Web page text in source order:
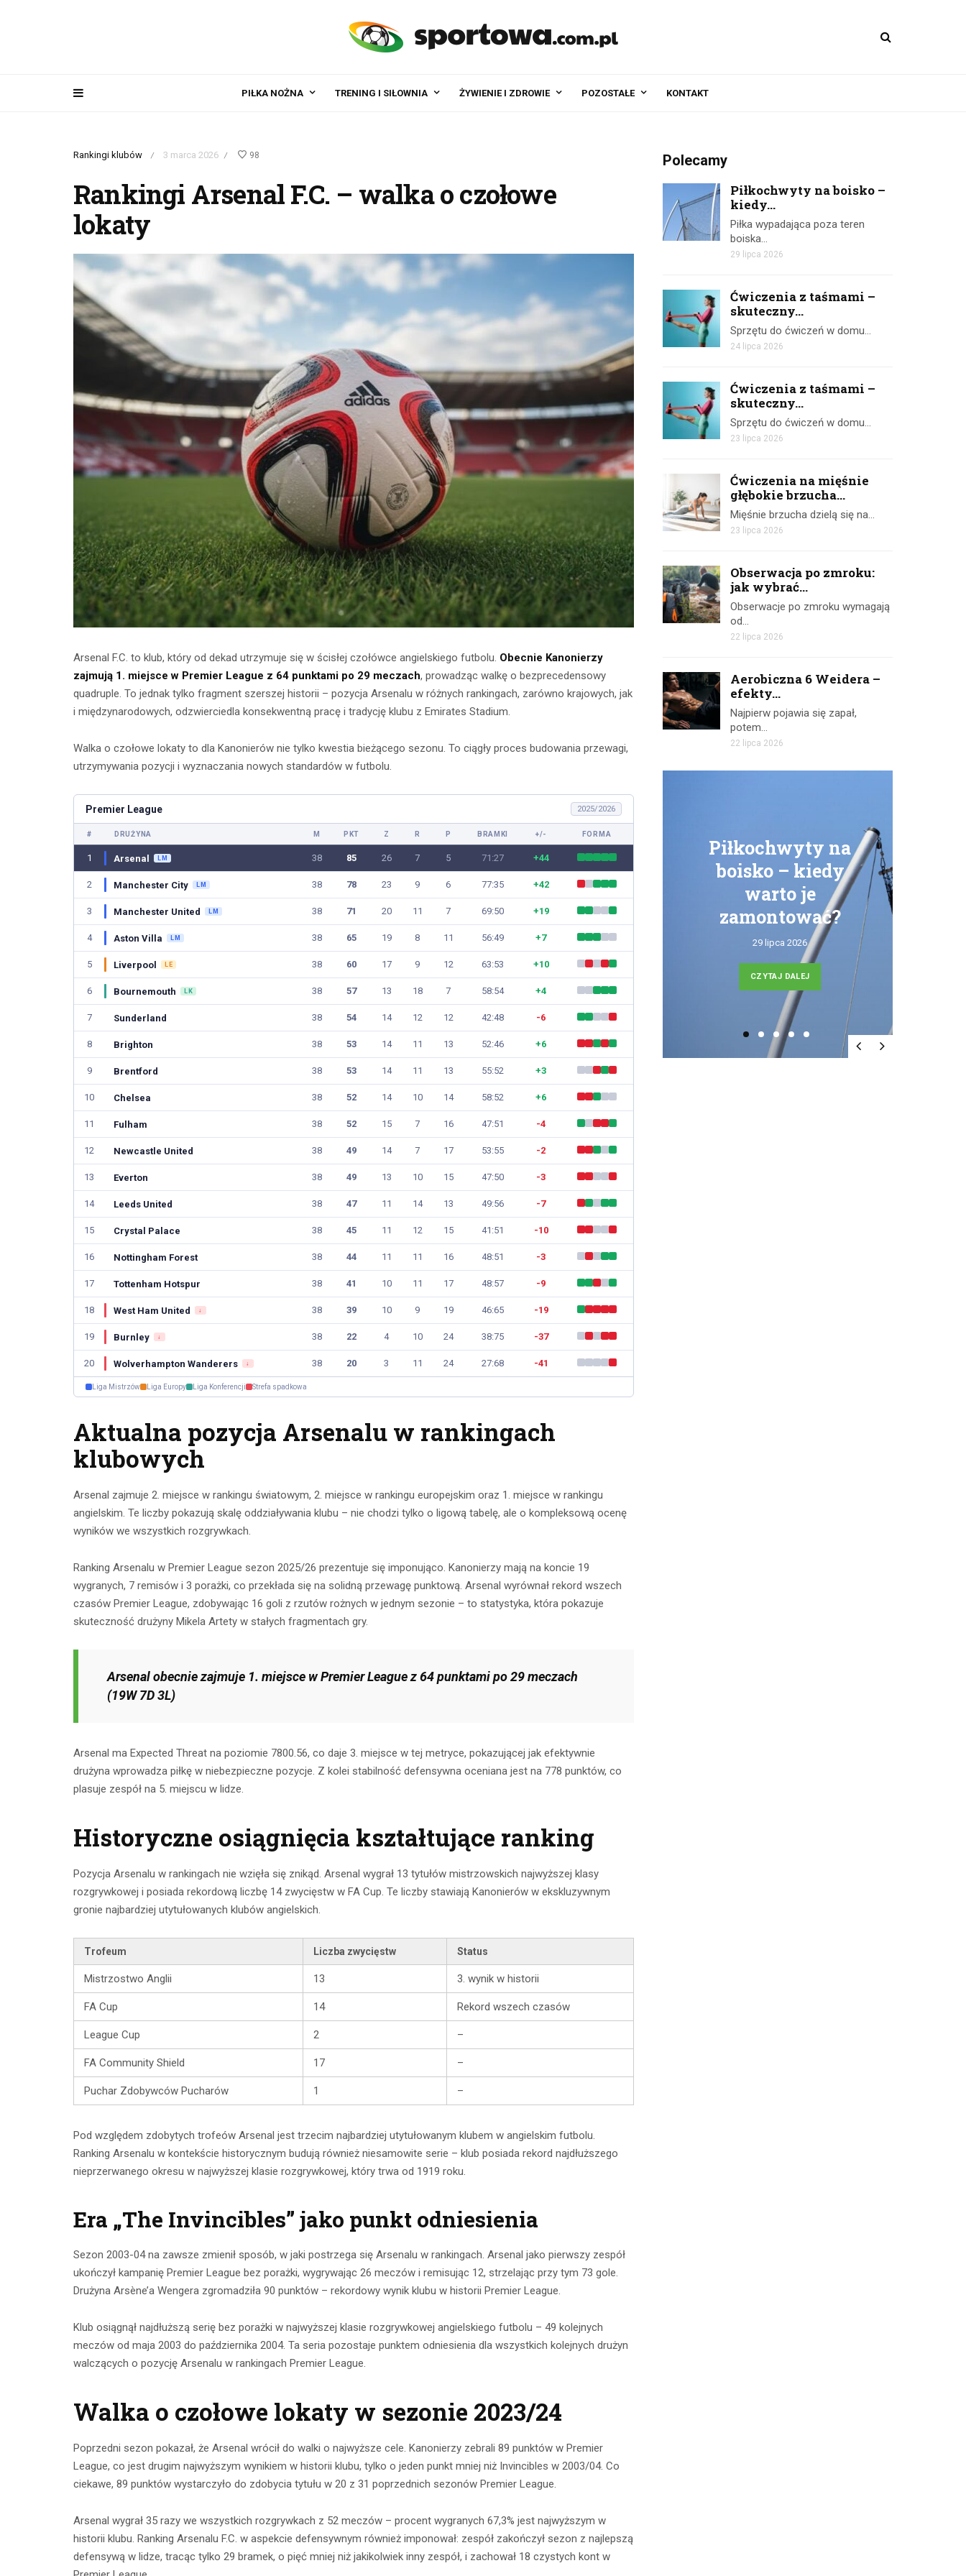
PIŁKA NOŻNA TRENING I SIŁOWNIA ŻYWIENIE I ZDROWIE POZOSTAŁE KONTAKT
Rankingi klubów / 3 marca 2026 / 98
Rankingi Arsenal F.C. – walka o czołowe
lokaty
Arsenal F.C. to klub, który od dekad utrzymuje się w ścisłej czołówce angielskiego futbolu. Obecnie Kanonierzy
zajmują 1. miejsce w Premier League z 64 punktami po 29 meczach, prowadząc walkę o bezprecedensowy
quadruple. To jednak tylko fragment szerszej historii – pozycja Arsenalu w różnych rankingach, zarówno krajowych, jak
i międzynarodowych, odzwierciedla konsekwentną pracę i tradycję klubu z Emirates Stadium.
Walka o czołowe lokaty to dla Kanonierów nie tylko kwestia bieżącego sezonu. To ciągły proces budowania przewagi,
utrzymywania pozycji i wyznaczania nowych standardów w futbolu.
Premier League 2025/2026
# DRUŻYNA M PKT Z R P BRAMKI +/- FORMA
1 Arsenal LM 38 85 26 7 5 71:27 +44
2 Manchester City LM 38 78 23 9 6 77:35 +42
3 Manchester United LM 38 71 20 11 7 69:50 +19
4 Aston Villa LM 38 65 19 8 11 56:49 +7
5 Liverpool LE 38 60 17 9 12 63:53 +10
6 Bournemouth LK 38 57 13 18 7 58:54 +4
7 Sunderland 38 54 14 12 12 42:48 -6
8 Brighton 38 53 14 11 13 52:46 +6
9 Brentford 38 53 14 11 13 55:52 +3
10 Chelsea 38 52 14 10 14 58:52 +6
11 Fulham 38 52 15 7 16 47:51 -4
12 Newcastle United 38 49 14 7 17 53:55 -2
13 Everton 38 49 13 10 15 47:50 -3
14 Leeds United 38 47 11 14 13 49:56 -7
15 Crystal Palace 38 45 11 12 15 41:51 -10
16 Nottingham Forest 38 44 11 11 16 48:51 -3
17 Tottenham Hotspur 38 41 10 11 17 48:57 -9
18 West Ham United ↓ 38 39 10 9 19 46:65 -19
19 Burnley ↓ 38 22 4 10 24 38:75 -37
20 Wolverhampton Wanderers ↓ 38 20 3 11 24 27:68 -41
Liga Mistrzów Liga Europy Liga Konferencji Strefa spadkowa
Aktualna pozycja Arsenalu w rankingach
klubowych
Arsenal zajmuje 2. miejsce w rankingu światowym, 2. miejsce w rankingu europejskim oraz 1. miejsce w rankingu
angielskim. Te liczby pokazują skalę oddziaływania klubu – nie chodzi tylko o ligową tabelę, ale o kompleksową ocenę
wyników we wszystkich rozgrywkach.
Ranking Arsenalu w Premier League sezon 2025/26 prezentuje się imponująco. Kanonierzy mają na koncie 19
wygranych, 7 remisów i 3 porażki, co przekłada się na solidną przewagę punktową. Arsenal wyrównał rekord wszech
czasów Premier League, zdobywając 16 goli z rzutów rożnych w jednym sezonie – to statystyka, która pokazuje
skuteczność drużyny Mikela Artety w stałych fragmentach gry.
Arsenal obecnie zajmuje 1. miejsce w Premier League z 64 punktami po 29 meczach
(19W 7D 3L)
Arsenal ma Expected Threat na poziomie 7800.56, co daje 3. miejsce w tej metryce, pokazującej jak efektywnie
drużyna wprowadza piłkę w niebezpieczne pozycje. Z kolei stabilność defensywna oceniana jest na 778 punktów, co
plasuje zespół na 5. miejscu w lidze.
Historyczne osiągnięcia kształtujące ranking
Pozycja Arsenalu w rankingach nie wzięła się znikąd. Arsenal wygrał 13 tytułów mistrzowskich najwyższej klasy
rozgrywkowej i posiada rekordową liczbę 14 zwycięstw w FA Cup. Te liczby stawiają Kanonierów w ekskluzywnym
gronie najbardziej utytułowanych klubów angielskich.
Trofeum Liczba zwycięstw Status
Mistrzostwo Anglii 13 3. wynik w historii
FA Cup 14 Rekord wszech czasów
League Cup 2 –
FA Community Shield 17 –
Puchar Zdobywców Pucharów 1 –
Pod względem zdobytych trofeów Arsenal jest trzecim najbardziej utytułowanym klubem w angielskim futbolu.
Ranking Arsenalu w kontekście historycznym budują również niesamowite serie – klub posiada rekord najdłuższego
nieprzerwanego okresu w najwyższej klasie rozgrywkowej, który trwa od 1919 roku.
Era „The Invincibles” jako punkt odniesienia
Sezon 2003-04 na zawsze zmienił sposób, w jaki postrzega się Arsenalu w rankingach. Arsenal jako pierwszy zespół
ukończył kampanię Premier League bez porażki, wygrywając 26 meczów i remisując 12, strzelając przy tym 73 gole.
Drużyna Arsène’a Wengera zgromadziła 90 punktów – rekordowy wynik klubu w historii Premier League.
Klub osiągnął najdłuższą serię bez porażki w najwyższej klasie rozgrywkowej angielskiego futbolu – 49 kolejnych
meczów od maja 2003 do października 2004. Ta seria pozostaje punktem odniesienia dla wszystkich kolejnych drużyn
walczących o pozycję Arsenalu w rankingach Premier League.
Walka o czołowe lokaty w sezonie 2023/24
Poprzedni sezon pokazał, że Arsenal wrócił do walki o najwyższe cele. Kanonierzy zebrali 89 punktów w Premier
League, co jest drugim najwyższym wynikiem w historii klubu, tylko o jeden punkt mniej niż Invincibles w 2003/04. Co
ciekawe, 89 punktów wystarczyło do zdobycia tytułu w 20 z 31 poprzednich sezonów Premier League.
Arsenal wygrał 35 razy we wszystkich rozgrywkach z 52 meczów – procent wygranych 67,3% jest najwyższym w
historii klubu. Ranking Arsenalu F.C. w aspekcie defensywnym również imponował: zespół zakończył sezon z najlepszą
defensywą w lidze, tracąc tylko 29 bramek, o pięć mniej niż jakikolwiek inny zespół, i zachował 18 czystych kont w
Polecamy
Piłkochwyty na boisko –
kiedy...
Piłka wypadająca poza teren
boiska…
29 lipca 2026
Ćwiczenia z taśmami –
skuteczny...
Sprzętu do ćwiczeń w domu…
24 lipca 2026
Ćwiczenia z taśmami –
skuteczny...
Sprzętu do ćwiczeń w domu…
23 lipca 2026
Ćwiczenia na mięśnie
głębokie brzucha...
Mięśnie brzucha dzielą się na…
23 lipca 2026
Obserwacja po zmroku:
jak wybrać...
Obserwacje po zmroku wymagają
od…
22 lipca 2026
Aerobiczna 6 Weidera –
efekty...
Najpierw pojawia się zapał,
potem…
22 lipca 2026
Ćwiczenia z
taśmami –
skuteczny
trening w domu
23 lipca 2026
CZYTAJ DALEJ
Ćwiczenia na
mięśnie głębokie
brzucha – jak je
poprawnie
wykonywać?
23 lipca 2026
CZYTAJ DALEJ
Obserwacja po
zmroku: jak
wybrać idealną
lornetkę w teren?
22 lipca 2026
CZYTAJ DALEJ
Piłkochwyty na
boisko – kiedy
warto je
zamontować?
29 lipca 2026
CZYTAJ DALEJ